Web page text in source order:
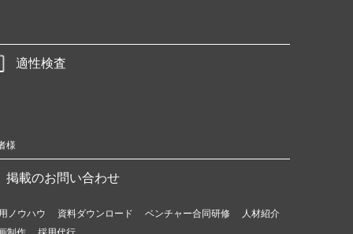
適性検査
様
掲載のお問い合わせ
ノウハウ 資料ダウンロード ベンチャー合同研修
人材紹介